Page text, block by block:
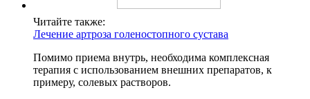
Читайте также:
Лечение артроза голеностопного сустава
Помимо приема внутрь, необходима комплексная
терапия с использованием внешних препаратов, к
примеру, солевых растворов.